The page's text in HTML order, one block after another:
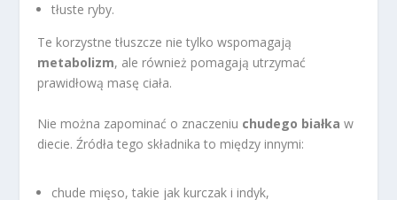
tłuste ryby.
Te korzystne tłuszcze nie tylko wspomagają
metabolizm, ale również pomagają utrzymać
prawidłową masę ciała.
Nie można zapominać o znaczeniu chudego białka w
diecie. Źródła tego składnika to między innymi:
chude mięso, takie jak kurczak i indyk,